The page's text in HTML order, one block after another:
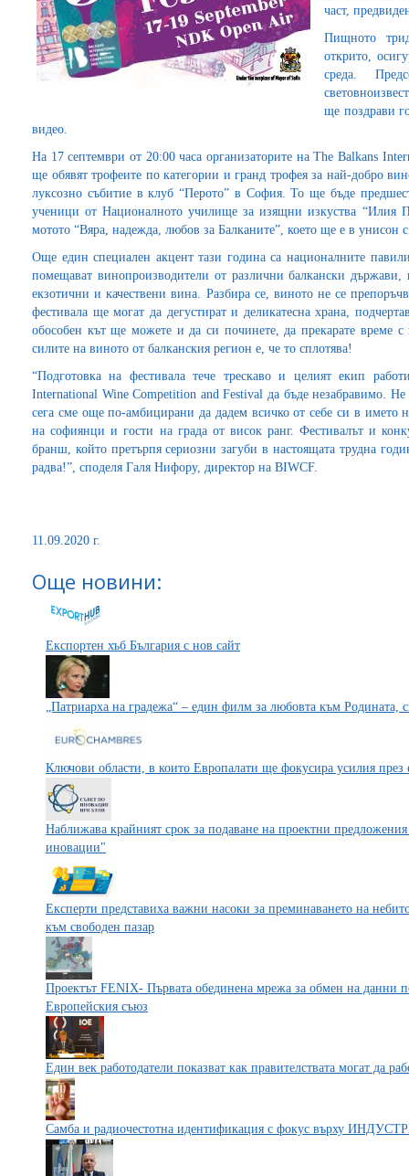
част,
Пищното
открито,
среда.
ще поздрави
видео.
На 17 септември от 20:00 часа организаторите на The Balkans
ще обявят трофеите по категории и гранд трофея за най-добро
луксозно събитие в клуб “Перото” в София. То ще бъде
ученици от Националното училище за изящни изкуства “Илия
мотото “Вяра, надежда, любов за Балканите”, което ще е в унисон
Още един специален акцент тази година са националните
помещават винопроизводители от различни балкански държави,
екзотични и качествени вина. Разбира се, виното не се
фестивала ще могат да дегустират и деликатесна храна,
обособен кът ще можете и да си починете, да прекарате време
силите на виното от балканския регион е, че то сплотява!
“Подготовка на фестивала тече трескаво и целият екип
International Wine Competition and Festival да бъде незабравимо. Не
сега сме още по-амбицирани да дадем всичко от себе си в името
на софиянци и гости на града от висок ранг. Фестивалът и
бранш, който претърпя сериозни загуби в настоящата трудна
радва!”, споделя Галя Нифору, директор на BIWCF.
11.09.2020 г.
Още новини:
Експортен хъб България с нов сайт
„Патриарха на градежа“ – един филм за любовта към Родината,
Ключови области, в които Европалати ще фокусира усилия през
Наближава крайният срок за подаване на проектни
иновации"
Експерти представиха важни насоки за преминаването на
към свободен пазар
Проектът FENIX- Първата обединена мрежа за обмен на данни
Европейския съюз
Един век работодатели показват как правителствата могат да
Самба и радиочестотна идентификация с фокус върху